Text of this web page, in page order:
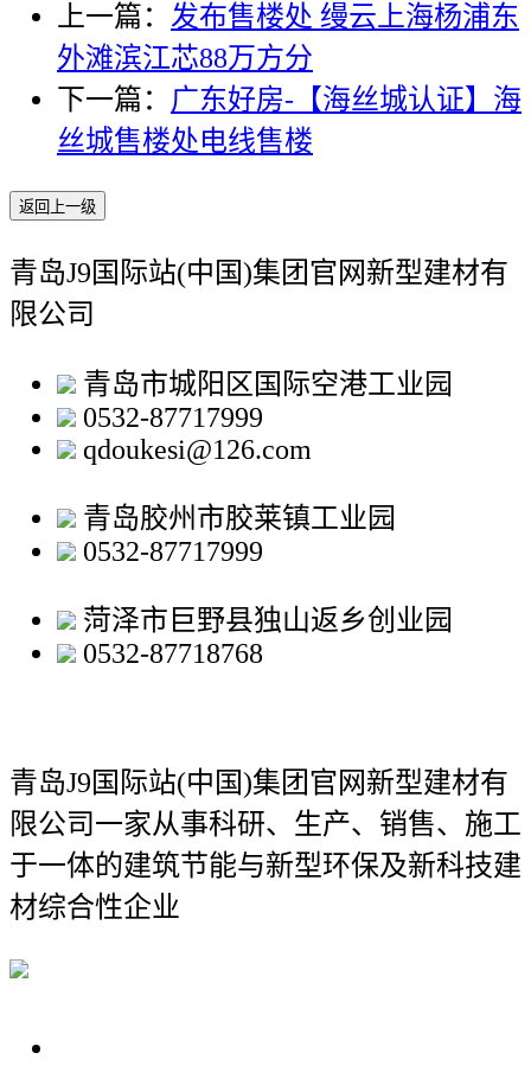
上一篇： 发布售楼处 缦云上海杨浦东
外滩滨江芯88万方分
下一篇： 广东好房-【海丝城认证】海
丝城售楼处电线售楼
返回上一级
青岛J9国际站(中国)集团官网新型建材有
限公司
青岛市城阳区国际空港工业园
0532-87717999
qdoukesi@126.com
青岛胶州市胶莱镇工业园
0532-87717999
菏泽市巨野县独山返乡创业园
0532-87718768
青岛J9国际站(中国)集团官网新型建材有
限公司一家从事科研、生产、销售、施工
于一体的建筑节能与新型环保及新科技建
材综合性企业